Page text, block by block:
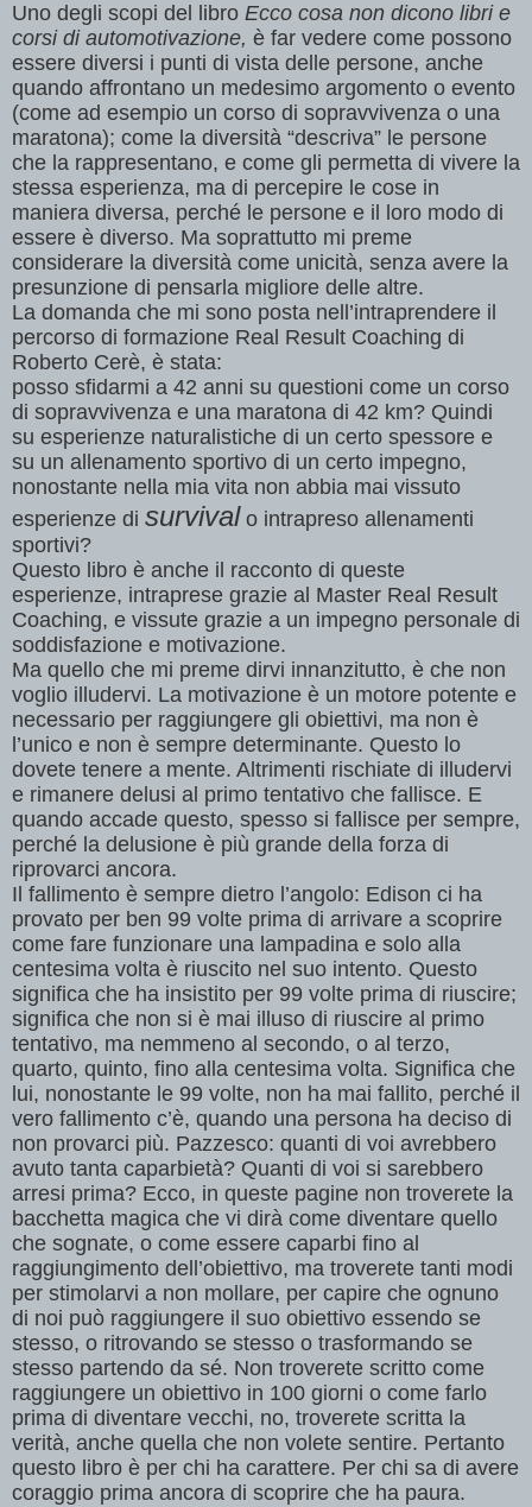
Uno degli scopi del libro Ecco cosa non dicono libri e
corsi di automotivazione, è far vedere come possono
essere diversi i punti di vista delle persone, anche
quando affrontano un medesimo argomento o evento
(come ad esempio un corso di sopravvivenza o una
maratona); come la diversità “descriva” le persone
che la rappresentano, e come gli permetta di vivere la
stessa esperienza, ma di percepire le cose in
maniera diversa, perché le persone e il loro modo di
essere è diverso. Ma soprattutto mi preme
considerare la diversità come unicità, senza avere la
presunzione di pensarla migliore delle altre.
La domanda che mi sono posta nell ’intraprendere il
percorso di formazione Real Result Coaching di
Roberto Cerè, è stata:
posso sfidarmi a 42 anni su questioni come un corso
di sopravvivenza e una maratona di 42 km? Quindi
su esperienze naturalistiche di un certo spessore e
su un allenamento sportivo di un certo impegno,
nonostante nella mia vita non abbia mai vissuto
esperienze di survival o intrapreso allenamenti
sportivi?
Questo libro è anche il racconto di queste
esperienze, intraprese grazie al Master Real Result
Coaching, e vissute grazie a un impegno personale di
soddisfazione e motivazione.
Ma quello che mi preme dirvi innanzitutto, è che non
voglio illudervi. La motivazione è un motore potente e
necessario per raggiungere gli obiettivi, ma non è
’unico e non è sempre determinante. Questo lo
dovete tenere a mente. Altrimenti rischiate di illudervi
e rimanere delusi al primo tentativo che fallisce. E
quando accade questo, spesso si fallisce per sempre,
perché la delusione è più grande della forza di
riprovarci ancora.
Il fallimento è sempre dietro l ’angolo: Edison ci ha
provato per ben 99 volte prima di arrivare a scoprire
come fare funzionare una lampadina e solo alla
centesima volta è riuscito nel suo intento. Questo
significa che ha insistito per 99 volte prima di riuscire;
significa che non si è mai illuso di riuscire al primo
tentativo, ma nemmeno al secondo, o al terzo,
quarto, quinto, fino alla centesima volta. Significa che
lui, nonostante le 99 volte, non ha mai fallito, perché il
vero fallimento c’è, quando una persona ha deciso di
non provarci più. Pazzesco: quanti di voi avrebbero
avuto tanta caparbietà? Quanti di voi si sarebbero
arresi prima? Ecco, in queste pagine non troverete la
bacchetta magica che vi dirà come diventare quello
che sognate, o come essere caparbi fino al
raggiungimento dell ’obiettivo, ma troverete tanti modi
per stimolarvi a non mollare, per capire che ognuno
di noi può raggiungere il suo obiettivo essendo se
stesso, o ritrovando se stesso o trasformando se
stesso partendo da sé. Non troverete scritto come
raggiungere un obiettivo in 100 giorni o come farlo
prima di diventare vecchi, no, troverete scritta la
verità, anche quella che non volete sentire. Pertanto
questo libro è per chi ha carattere. Per chi sa di avere
coraggio prima ancora di scoprire che ha paura.